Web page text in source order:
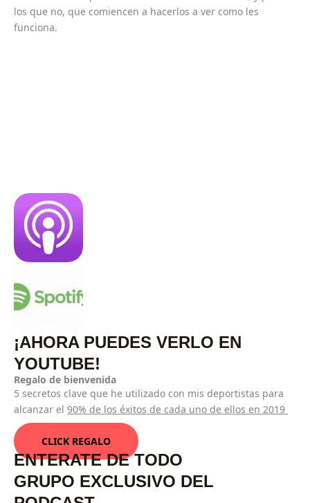
los que no, que comiencen a hacerlos a ver como les
funciona.
¡AHORA PUEDES VERLO EN
YOUTUBE!
Regalo de bienvenida
5 secretos clave que he utilizado con mis deportistas para
alcanzar el 90% de los éxitos de cada uno de ellos en 2019
CLICK REGALO
ENTERATE DE TODO
GRUPO EXCLUSIVO DEL